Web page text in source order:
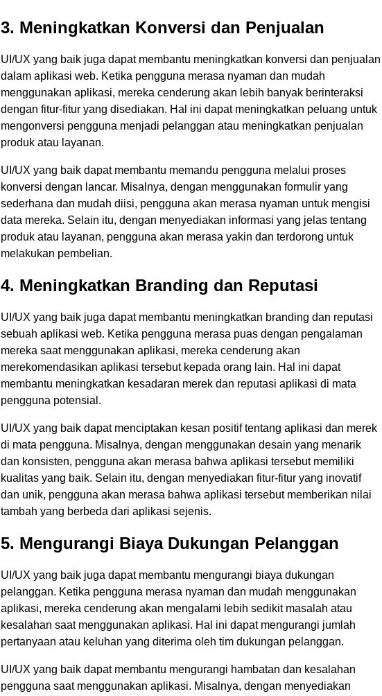
3. Meningkatkan Konversi dan Penjualan
UI/UX yang baik juga dapat membantu meningkatkan konversi dan penjualan
dalam aplikasi web. Ketika pengguna merasa nyaman dan mudah
menggunakan aplikasi, mereka cenderung akan lebih banyak berinteraksi
dengan fitur-fitur yang disediakan. Hal ini dapat meningkatkan peluang untuk
mengonversi pengguna menjadi pelanggan atau meningkatkan penjualan
produk atau layanan.
UI/UX yang baik dapat membantu memandu pengguna melalui proses
konversi dengan lancar. Misalnya, dengan menggunakan formulir yang
sederhana dan mudah diisi, pengguna akan merasa nyaman untuk mengisi
data mereka. Selain itu, dengan menyediakan informasi yang jelas tentang
produk atau layanan, pengguna akan merasa yakin dan terdorong untuk
melakukan pembelian.
4. Meningkatkan Branding dan Reputasi
UI/UX yang baik juga dapat membantu meningkatkan branding dan reputasi
sebuah aplikasi web. Ketika pengguna merasa puas dengan pengalaman
mereka saat menggunakan aplikasi, mereka cenderung akan
merekomendasikan aplikasi tersebut kepada orang lain. Hal ini dapat
membantu meningkatkan kesadaran merek dan reputasi aplikasi di mata
pengguna potensial.
UI/UX yang baik dapat menciptakan kesan positif tentang aplikasi dan merek
di mata pengguna. Misalnya, dengan menggunakan desain yang menarik
dan konsisten, pengguna akan merasa bahwa aplikasi tersebut memiliki
kualitas yang baik. Selain itu, dengan menyediakan fitur-fitur yang inovatif
dan unik, pengguna akan merasa bahwa aplikasi tersebut memberikan nilai
tambah yang berbeda dari aplikasi sejenis.
5. Mengurangi Biaya Dukungan Pelanggan
UI/UX yang baik juga dapat membantu mengurangi biaya dukungan
pelanggan. Ketika pengguna merasa nyaman dan mudah menggunakan
aplikasi, mereka cenderung akan mengalami lebih sedikit masalah atau
kesalahan saat menggunakan aplikasi. Hal ini dapat mengurangi jumlah
pertanyaan atau keluhan yang diterima oleh tim dukungan pelanggan.
UI/UX yang baik dapat membantu mengurangi hambatan dan kesalahan
pengguna saat menggunakan aplikasi. Misalnya, dengan menyediakan